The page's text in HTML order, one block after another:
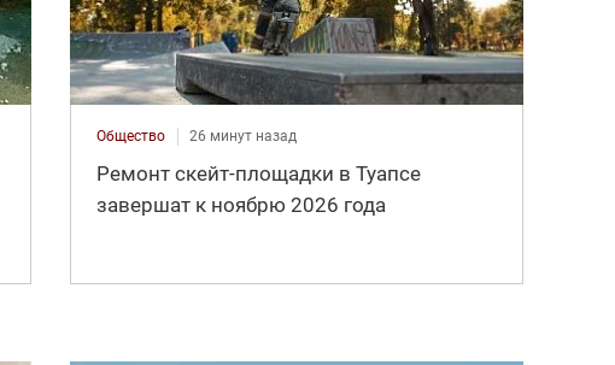
Общество 26 минут назад
Ремонт скейт-площадки в Туапсе
завершат к ноябрю 2026 года